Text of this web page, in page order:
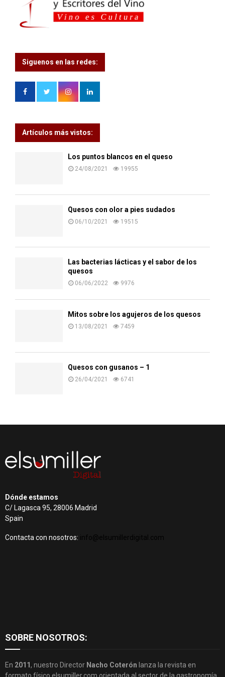
Siguenos en las redes:
Artículos más vistos:
Los puntos blancos en el queso
24/08/2021 19955
Quesos con olor a pies sudados
06/10/2021 19515
Las bacterias lácticas y el sabor de los
quesos
06/06/2022 9976
Mitos sobre los agujeros de los quesos
13/08/2021 7459
Quesos con gusanos – 1
26/04/2021 6741
Dónde estamos
C/ Lagasca 95, 28006 Madrid
Spain
Contacta con nosotros: info@elsumillerdigital.com
SOBRE NOSOTROS:
En 2011, nuestro Director Nacho Coterón lanza la revista en